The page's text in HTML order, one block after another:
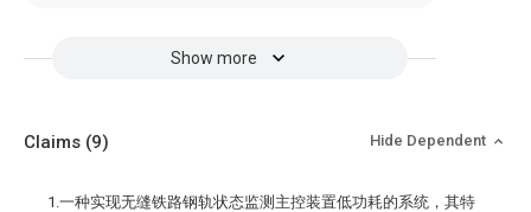
Show more
Claims (9) Hide Dependent
1.一种实现无缝铁路钢轨状态监测主控装置低功耗的系统，其特